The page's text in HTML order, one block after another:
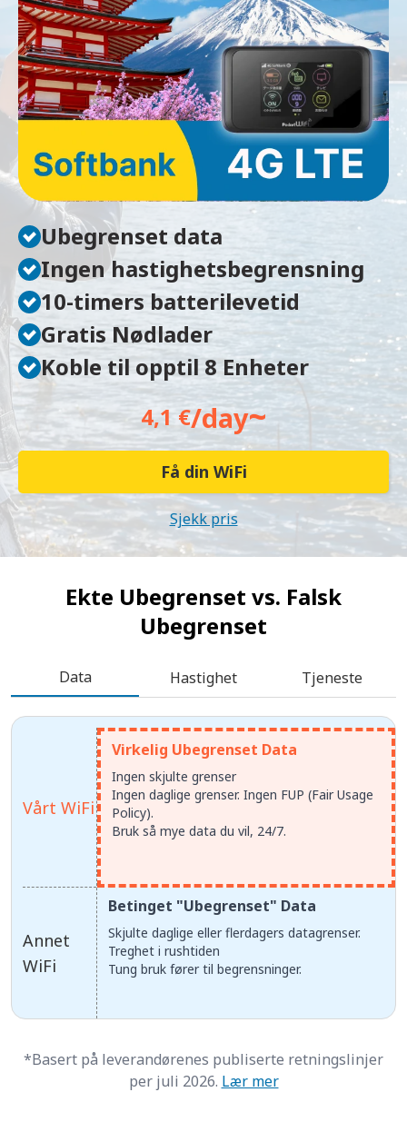
Ubegrenset data
Ingen hastighetsbegrensning
10-timers batterilevetid
Gratis Nødlader
Koble til opptil 8 Enheter
4,1 €/day~
Få din WiFi
Sjekk pris
Ekte Ubegrenset vs. Falsk
Ubegrenset
Data Hastighet Tjeneste
Vårt WiFi
Annet
WiFi
Virkelig Ubegrenset Data
Ingen skjulte grenser
Ingen daglige grenser. Ingen FUP (Fair Usage
Policy).
Bruk så mye data du vil, 24/7.
Betinget "Ubegrenset" Data
Skjulte daglige eller flerdagers datagrenser.
Treghet i rushtiden
Tung bruk fører til begrensninger.
*Basert på leverandørenes publiserte retningslinjer
per juli 2026. Lær mer